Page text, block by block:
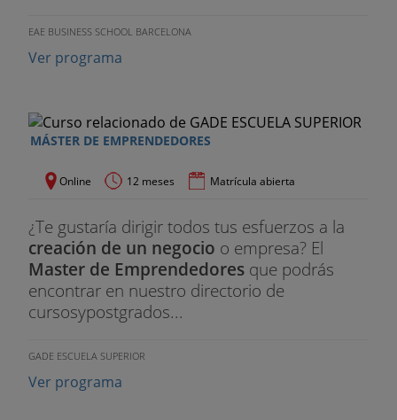
EAE BUSINESS SCHOOL BARCELONA
Ver programa
MÁSTER DE EMPRENDEDORES
Online 12 meses Matrícula abierta
¿Te gustaría dirigir todos tus esfuerzos a la
creación de un negocio o empresa? El
Master de Emprendedores que podrás
encontrar en nuestro directorio de
cursosypostgrados...
GADE ESCUELA SUPERIOR
Ver programa